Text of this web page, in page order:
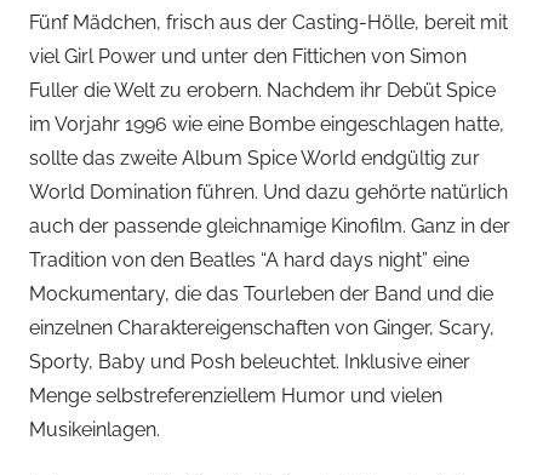
Fünf Mädchen, frisch aus der Casting-Hölle, bereit mit
viel Girl Power und unter den Fittichen von Simon
Fuller die Welt zu erobern. Nachdem ihr Debüt Spice
im Vorjahr 1996 wie eine Bombe eingeschlagen hatte,
sollte das zweite Album Spice World endgültig zur
World Domination führen. Und dazu gehörte natürlich
auch der passende gleichnamige Kinofilm. Ganz in der
Tradition von den Beatles “A hard days night” eine
Mockumentary, die das Tourleben der Band und die
einzelnen Charaktereigenschaften von Ginger, Scary,
Sporty, Baby und Posh beleuchtet. Inklusive einer
Menge selbstreferenziellem Humor und vielen
Musikeinlagen.